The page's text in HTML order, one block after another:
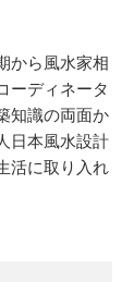
から風水家相
ーディネータ
知識の両面か
日本風水設計
活に取り入れ